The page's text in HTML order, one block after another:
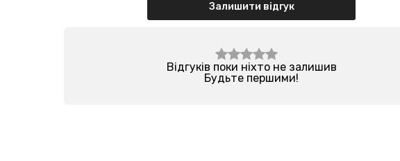
Залишити відгук
Відгуків поки ніхто не залишив
Будьте першими!